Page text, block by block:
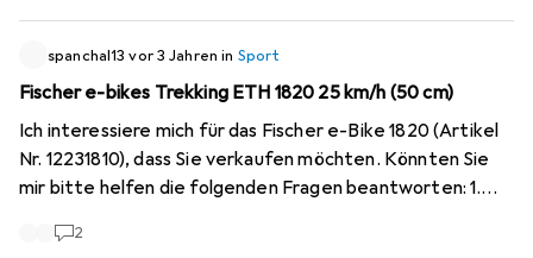
spanchal13 vor 3 Jahren in Sport
Fischer e-bikes Trekking ETH 1820 25 km/h (50 cm)
Ich interessiere mich für das Fischer e-Bike 1820 (Artikel
Nr. 12231810), dass Sie verkaufen möchten. Könnten Sie
mir bitte helfen die folgenden Fragen beantworten: 1.
damit gefahren? 3. Wie gut ist die Lebensdauer des
2